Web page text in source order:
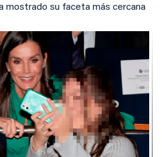
mostrado su faceta más cercana